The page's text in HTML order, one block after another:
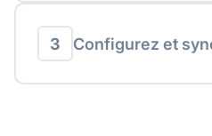
3 Configurez et